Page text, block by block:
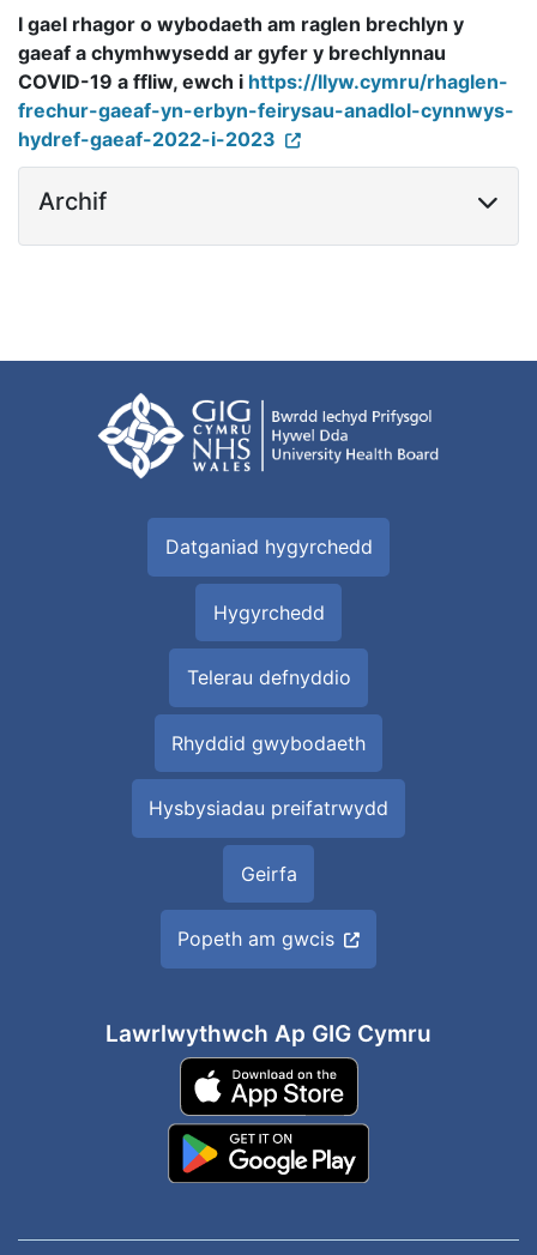
I gael rhagor o wybodaeth am raglen brechlyn y
gaeaf a chymhwysedd ar gyfer y brechlynnau
COVID-19 a ffliw, ewch i https://llyw.cymru/rhaglen-
frechur-gaeaf-yn-erbyn-feirysau-anadlol-cynnwys-
hydref-gaeaf-2022-i-2023
Archif
Datganiad hygyrchedd
Hygyrchedd
Telerau defnyddio
Rhyddid gwybodaeth
Hysbysiadau preifatrwydd
Geirfa
Popeth am gwcis
Lawrlwythwch Ap GIG Cymru